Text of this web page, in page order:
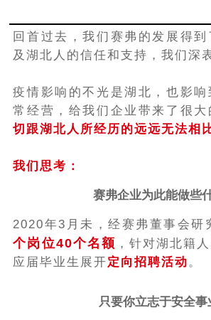
回首过去，我们赛弗的发展得
及湖北人的信任和支持，我们深
疫情影响的不光是湖北，也影响
常经营，给我们企业带来了很大
切跟湖北人所经历的远远无法相
我们思考：
赛弗企业为此能做些
2020年3月未，经赛弗董事会研
个岗位40个名额 ，针对湖北籍
应届毕业生展开定向招聘活动。
只要你立志于安全事